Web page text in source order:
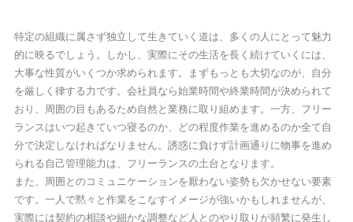
特定の組織に属さず独立して生きていく道は、多くの人にとって魅力
的に映るでしょう。しかし、実際にその生活を長く続けていくには、
大事な性質がいくつか求められます。まずもっとも大切なのが、自分
を厳しく律する力です。会社員なら始業時間や終業時間が決められて
おり、周囲の目もあるため自然と業務に取り組めます。一方、フリー
ランスはいつ起きていつ寝るのか、どの程度作業を進めるのか全て自
分で決定しなければなりません。誘惑に負けず計画通りに物事を進め
られる自己管理能力は、フリーランスの土台となります。
また、周囲とのコミュニケーションを厭わない姿勢も欠かせない要素
です。一人で黙々と作業をこなすイメージが強いかもしれませんが、
実際には契約の相談や細かな調整など人とのやり取りが頻繁に発生し